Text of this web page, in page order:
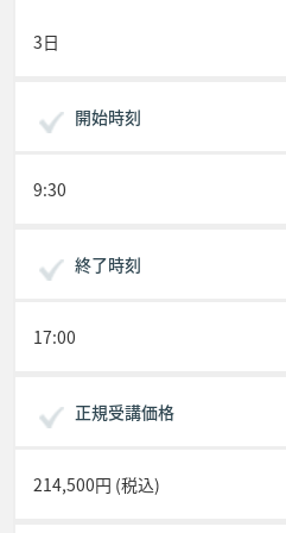
3日
開始時刻
9:30
終了時刻
17:00
正規受講価格
214,500円 (税込)